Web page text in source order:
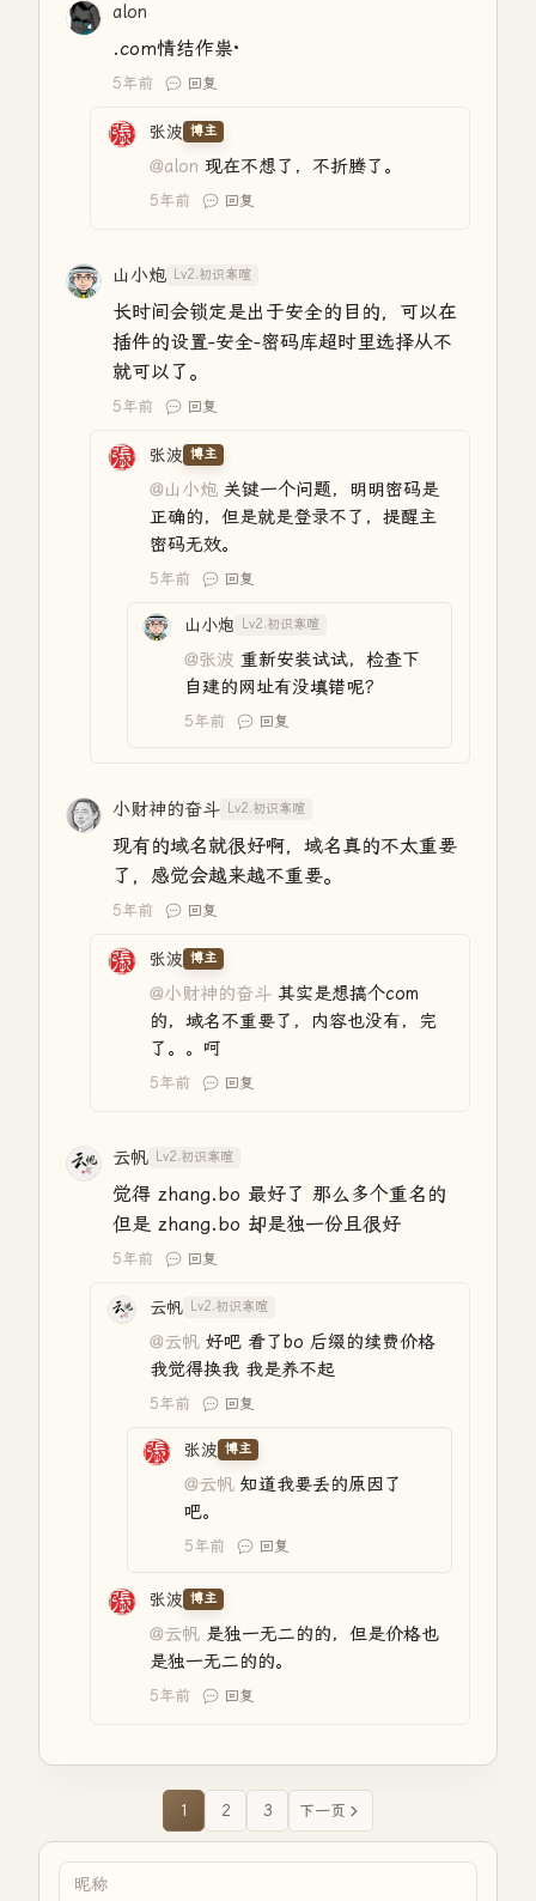
alon
.com情结作祟·
5年前 回复
张波 博主
@alon 现在不想了，不折腾了。
5年前 回复
山小炮 Lv2.初识寒暄
长时间会锁定是出于安全的目的，可以在
插件的设置-安全-密码库超时里选择从不
就可以了。
5年前 回复
张波 博主
@山小炮 关键一个问题，明明密码是
正确的，但是就是登录不了，提醒主
密码无效。
5年前 回复
山小炮 Lv2.初识寒暄
@张波 重新安装试试，检查下
自建的网址有没填错呢？
5年前 回复
小财神的奋斗 Lv2.初识寒暄
现有的域名就很好啊，域名真的不太重要
了，感觉会越来越不重要。
5年前 回复
张波 博主
@小财神的奋斗 其实是想搞个com
的，域名不重要了，内容也没有，完
了。。呵
5年前 回复
云帆 Lv2.初识寒暄
觉得 zhang.bo 最好了 那么多个重名的
但是 zhang.bo 却是独一份且很好
5年前 回复
云帆 Lv2.初识寒暄
@云帆 好吧 看了bo 后缀的续费价格
我觉得换我 我是养不起
5年前 回复
张波 博主
@云帆 知道我要丢的原因了
吧。
5年前 回复
张波 博主
@云帆 是独一无二的的，但是价格也
是独一无二的的。
5年前 回复
1 2 3 下一页